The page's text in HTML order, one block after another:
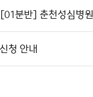
분반] 춘천성심병원
청 안내